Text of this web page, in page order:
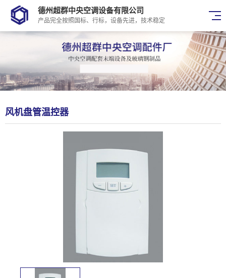
德州超群中央空调设备有限公司
产品完全按照国标、行标，设备先进，技术稳定
风机盘管温控器